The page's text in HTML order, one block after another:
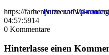
Putze und Dämmung
https://farbenpartner.at/wp-
04:57:5914
0 Kommentare
Hinterlasse einen